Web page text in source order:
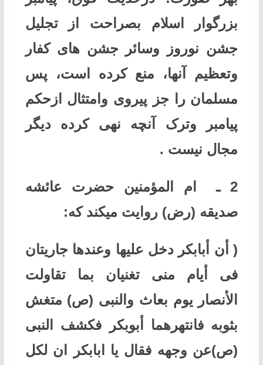
بزرگوار اسلام بصراحت از تجلیل
جشن نوروز وسائر جشن های کفار
وتعظیم آنها، منع کرده است، پس
مسلمان را جز پیروی وامتثال ازحکم
پیامبر وترک آنچه نهی کرده دیگر
مجال نیست .
2ـ
ام المؤمنین حضرت عائشه
صدیقه (رض) روایت میکند که:
( أن أبابکر دخل علیها وعندها جاریتان
فی أیام منی تغنیان بما تقاولت
الأنصار یوم بعاث والنبی (ص) متغش
بثوبه فانتهرهما أبوبکر فکشف النبی
(ص)عن وجهه فقال یا ابابکر‌ ان لکل